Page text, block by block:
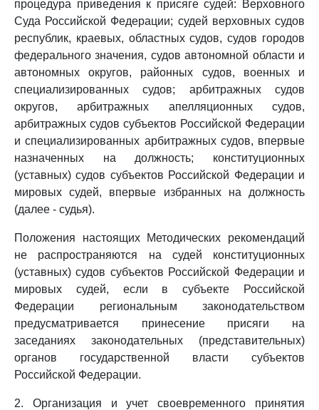
процедура приведения к присяге судей: Верховного
Суда Российской Федерации; судей верховных судов
республик, краевых, областных судов, судов городов
федерального значения, судов автономной области и
автономных округов, районных судов, военных и
специализированных судов; арбитражных судов
округов, арбитражных апелляционных судов,
арбитражных судов субъектов Российской Федерации
и специализированных арбитражных судов, впервые
назначенных на должность; конституционных
(уставных) судов субъектов Российской Федерации и
мировых судей, впервые избранных на должность
(далее - судья).
Положения настоящих Методических рекомендаций
не распространяются на судей конституционных
(уставных) судов субъектов Российской Федерации и
мировых судей, если в субъекте Российской
Федерации региональным законодательством
предусматривается принесение присяги на
заседаниях законодательных (представительных)
органов государственной власти субъектов
Российской Федерации.
2. Организация и учет своевременного принятия